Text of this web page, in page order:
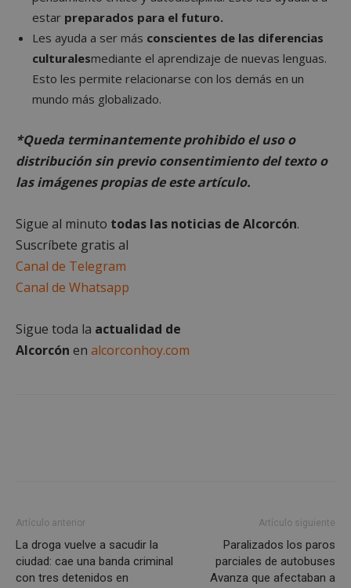
estar preparados para el futuro.
Les ayuda a ser más conscientes de las diferencias
culturalesmediante el aprendizaje de nuevas lenguas.
Esto les permite relacionarse con los demás en un
mundo más globalizado.
*Queda terminantemente prohibido el uso o
distribución sin previo consentimiento del texto o
las imágenes propias de este artículo.
Sigue al minuto todas las noticias de Alcorcón.
Suscríbete gratis al
Canal de Telegram
Canal de Whatsapp
Sigue toda la actualidad de
Alcorcón en alcorconhoy.com
Artículo anterior
La droga vuelve a sacudir la
ciudad: cae una banda criminal
con tres detenidos en
Artículo siguiente
Paralizados los paros
parciales de autobuses
Avanza que afectaban a
Cookies estrictamente necesarias
Cookies de preferencias
Cookies de funcionalidad
Cookies no clasificadas
funcionalidad principal del sitio web, como el
inicio de sesión de usuario y la gestión de cuentas.
El sitio web no se puede utilizar correctamente sin
las cookies estrictamente necesarias.
Nombre
PHPSESSID
Google
Privacy Policy